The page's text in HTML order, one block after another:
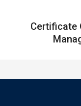
Certificate